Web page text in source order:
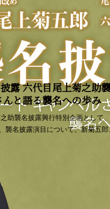
露 六代目尾上菊之助襲
んと語る襲名への歩
助襲名披露興行特別企画として
襲名披露演目について、新菊五